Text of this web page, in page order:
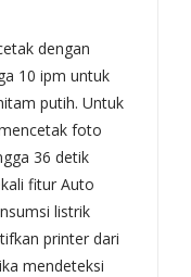
dengan
10 ipm untuk
putih. Untuk
foto
36 detik
fitur Auto
listrik
printer dari
mendeteksi